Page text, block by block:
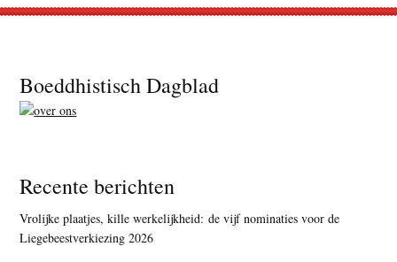
Footer
Boeddhistisch Dagblad
Recente berichten
Vrolijke plaatjes, kille werkelijkheid: de vijf nominaties voor de
Liegebeestverkiezing 2026